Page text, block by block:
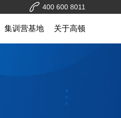
400 600 8011
集训营基地 关于高顿